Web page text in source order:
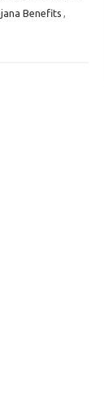
Benefits ,